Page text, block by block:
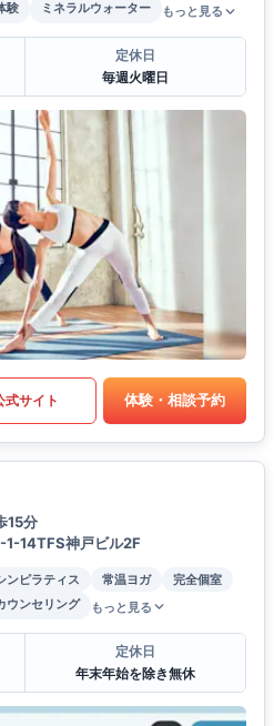
験 ミネラルウォーター もっと見る
定休日
毎週火曜日
式サイト 体験・相談予約
15分
1-14TFS神戸ビル2F
ンピラティス 常温ヨガ
完全個室
ウンセリング もっと見る
定休日
年末年始を除き無休